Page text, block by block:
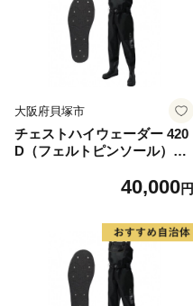
大阪府貝塚市
チェストハイウェーダー 420
D（フェルトピンソール）OH
40,000円